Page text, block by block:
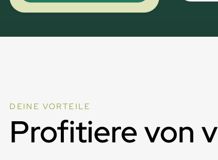
DEINE VORTEILE
Profitiere von